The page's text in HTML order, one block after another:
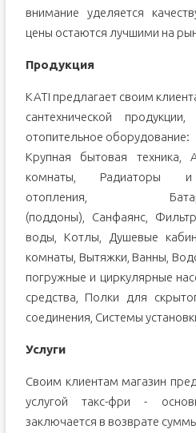
внимание уделяется
цены остаются лучшими на
Продукция
KATI предлагает своим
сантехнической
отопительное оборудование:
Крупная бытовая техника,
комнаты, Радиаторы
отопления,
(поддоны), Санфаянс,
воды, Котлы, Душевые
комнаты, Вытяжки, Ванны,
погружные и циркулярные
средства, Полки для
соединения, Системы
Услуги
Своим клиентам магазин
услугой такс-фри -
заключается в возврате